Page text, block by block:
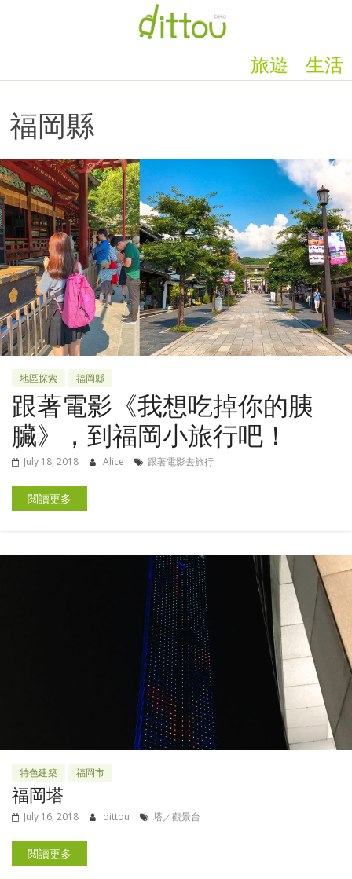
生活
旅遊
福岡縣
地區探索 福岡縣
跟著電影《我想吃掉你的胰
臟》，到福岡小旅行吧！
July 18, 2018 Alice 跟著電影去旅行
閱讀更多
特色建築 福岡市
福岡塔
July 16, 2018 dittou 塔／觀景台
閱讀更多